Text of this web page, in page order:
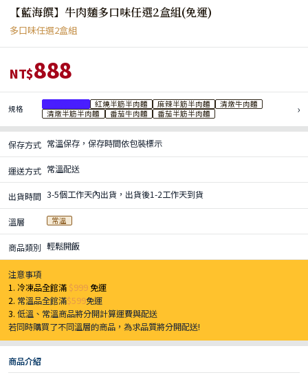
【藍海饌】牛肉麵多口味任選2盒組(免運)
多口味任選2盒組
NT$888
規格 紅燒半筋半肉麵 麻辣半筋半肉麵
清燉牛肉麵
清燉半筋半肉麵
番茄牛肉麵 番茄半筋半肉麵 ›
保存方式 常溫保存，保存時間依包裝標示
運送方式 常溫配送
出貨時間 3-5個工作天內出貨，出貨後1-2工作天到貨
溫層 常溫
商品類別 輕鬆開飯
注意事項
1. 冷凍品全館滿 $999免運
2. 常溫品全館滿$599免運
3.低溫、常溫商品將分開計算運費與配送
若同時購買了不同溫層的商品，為求品質將分開配送!
商品介紹